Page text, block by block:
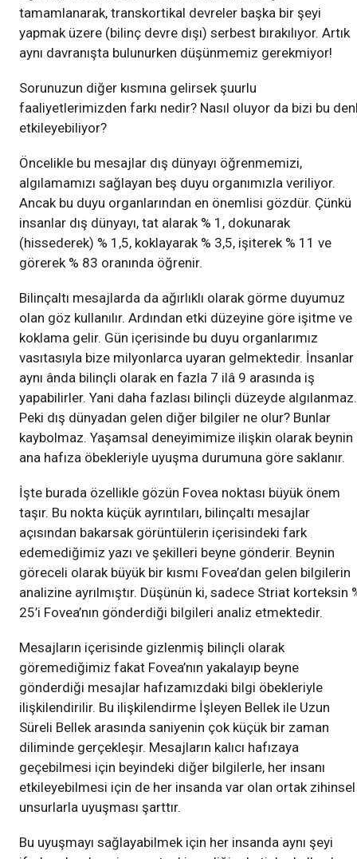
tamamlanarak, transkortikal devreler başka bir şeyi
yapmak üzere (bilinç devre dışı) serbest bırakılıyor. Artık
aynı davranışta bulunurken düşünmemiz gerekmiyor!
Sorunuzun diğer kısmına gelirsek şuurlu
faaliyetlerimizden farkı nedir? Nasıl oluyor da bizi bu
etkileyebiliyor?
Öncelikle bu mesajlar dış dünyayı öğrenmemizi,
algılamamızı sağlayan beş duyu organımızla veriliyor.
Ancak bu duyu organlarından en önemlisi gözdür. Çünkü
insanlar dış dünyayı, tat alarak % 1, dokunarak
(hissederek) % 1,5, koklayarak % 3,5, işiterek % 11 ve
görerek % 83 oranında öğrenir.
Bilinçaltı mesajlarda da ağırlıklı olarak görme duyumuz
olan göz kullanılır. Ardından etki düzeyine göre işitme ve
koklama gelir. Gün içerisinde bu duyu organlarımız
vasıtasıyla bize milyonlarca uyaran gelmektedir. İnsanlar
aynı ânda bilinçli olarak en fazla 7 ilâ 9 arasında iş
yapabilirler. Yani daha fazlası bilinçli düzeyde algılanmaz.
Peki dış dünyadan gelen diğer bilgiler ne olur? Bunlar
kaybolmaz. Yaşamsal deneyimimize ilişkin olarak beynin
ana hafıza öbekleriyle uyuşma durumuna göre saklanır.
İşte burada özellikle gözün Fovea noktası büyük önem
taşır. Bu nokta küçük ayrıntıları, bilinçaltı mesajlar
açısından bakarsak görüntülerin içerisindeki fark
edemediğimiz yazı ve şekilleri beyne gönderir. Beynin
göreceli olarak büyük bir kısmı Fovea’dan gelen bilgilerin
analizine ayrılmıştır. Düşünün ki, sadece Striat korteksin
25’i Fovea’nın gönderdiği bilgileri analiz etmektedir.
Mesajların içerisinde gizlenmiş bilinçli olarak
göremediğimiz fakat Fovea’nın yakalayıp beyne
gönderdiği mesajlar hafızamızdaki bilgi öbekleriyle
ilişkilendirilir. Bu ilişkilendirme İşleyen Bellek ile Uzun
Süreli Bellek arasında saniyenin çok küçük bir zaman
diliminde gerçekleşir. Mesajların kalıcı hafızaya
geçebilmesi için beyindeki diğer bilgilerle, her insanı
etkileyebilmesi için de her insanda var olan ortak zihinsel
unsurlarla uyuşması şarttır.
Bu uyuşmayı sağlayabilmek için her insanda aynı şeyi